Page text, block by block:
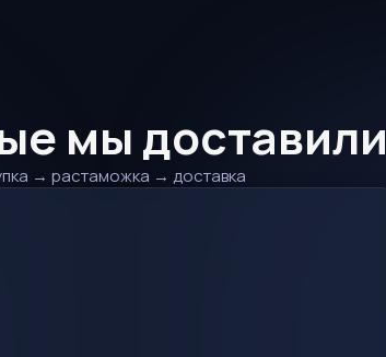
мы доставили
→ растаможка → доставка